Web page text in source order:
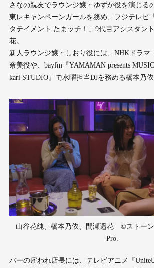
さなの親友でラウンジ嬢・ゆずか役を演じる
東レキャンペーンガールを務め、フジテレビ
タテイメント たまッチ！」9代目アシスタン
花。
新人ラウンジ嬢・しおり役には、NHKドラマ
奈美役や、bayfm『YAMAMAN presents
kari STUDIO』で水曜担当DJを務める橋本乃依
山谷花純、橋本乃依、間瀬遥花 ©ストー
Pro.
バーの雇われ店長には、テレビアニメ『